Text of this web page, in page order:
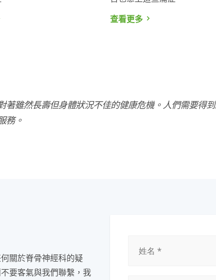
查看更多
雖然長壽但身體狀況不佳的健康危機。人們需要得
務。
關於脊骨神經科的疑
要客氣與我們聯繫，我